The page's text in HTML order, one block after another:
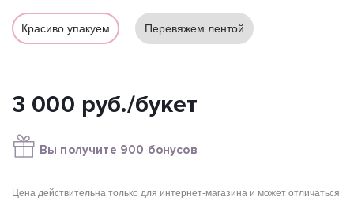
Красиво упакуем Перевяжем лентой
3 000 руб./букет
Вы получите 900 бонусов
Цена действительна только для интернет-магазина и может отличаться